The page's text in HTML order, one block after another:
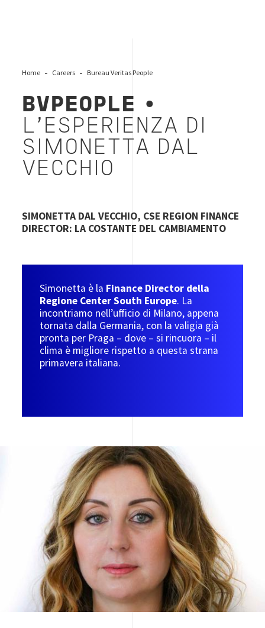
Home Careers Bureau Veritas People
BVPEOPLE
•
L’ESPERIENZA DI
SIMONETTA DAL
VECCHIO
SIMONETTA DAL VECCHIO, CSE REGION FINANCE
DIRECTOR: LA COSTANTE DEL CAMBIAMENTO
Simonetta è la Finance Director della
Regione Center South Europe. La
incontriamo nell’ufficio di Milano, appena
tornata dalla Germania, con la valigia già
pronta per Praga – dove – si rincuora – il
clima è migliore rispetto a questa strana
primavera italiana.